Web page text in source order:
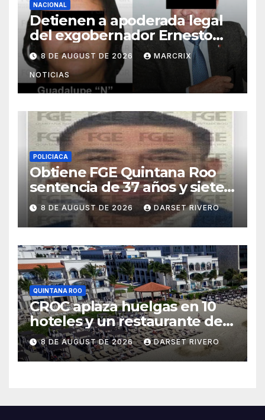
NACIONAL
Detienen a apoderada legal
del exgobernador Ernesto
Ruffo por presunto huachicol
8 DE AUGUST DE 2026 MARCRIX
NOTICIAS
POLICIACA
Obtiene FGE Quintana Roo
sentencia de 37 años y siete
meses para un hombre por
violación en Cancún
8 DE AUGUST DE 2026 DARSET RIVERO
QUINTANA ROO
CROC aplaza huelgas en 10
hoteles y un restaurante de
Quintana Roo
8 DE AUGUST DE 2026 DARSET RIVERO